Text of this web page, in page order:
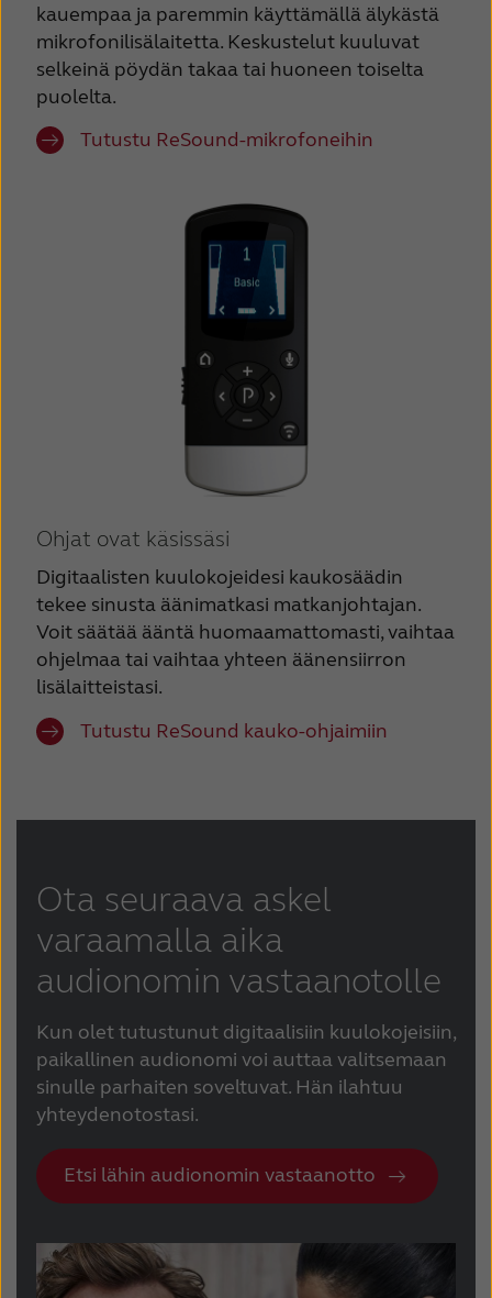
kauempaa ja paremmin käyttämällä älykästä
mikrofonilisälaitetta. Keskustelut kuuluvat
selkeinä pöydän takaa tai huoneen toiselta
puolelta.
Tutustu ReSound-mikrofoneihin
Ohjat ovat käsissäsi
Digitaalisten kuulokojeidesi kaukosäädin
tekee sinusta äänimatkasi matkanjohtajan.
Voit säätää ääntä huomaamattomasti, vaihtaa
ohjelmaa tai vaihtaa yhteen äänensiirron
lisälaitteistasi.
Tutustu ReSound kauko-ohjaimiin
Ota seuraava askel
varaamalla aika
audionomin vastaanotolle
Kun olet tutustunut digitaalisiin kuulokojeisiin,
paikallinen audionomi voi auttaa valitsemaan
sinulle parhaiten soveltuvat. Hän ilahtuu
yhteydenotostasi.
Etsi lähin audionomin vastaanotto